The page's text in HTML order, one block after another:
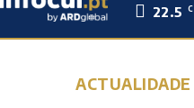
22.5
C
ACTUALIDADE